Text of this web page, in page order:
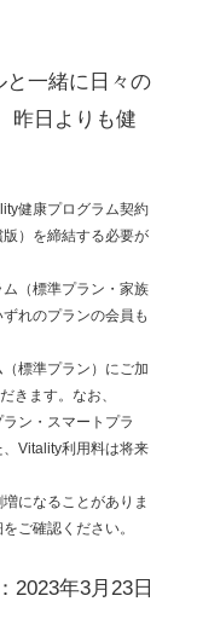
一緒に日々の
昨日よりも健
健康プログラム契約
）を締結する必要が
（標準プラン・家族
れのプランの会員も
標準プラン）にご加
きます。なお、
ン・スマートプラ
Vitality利用料は将来
になることがありま
ご確認ください。
2023年3月23日